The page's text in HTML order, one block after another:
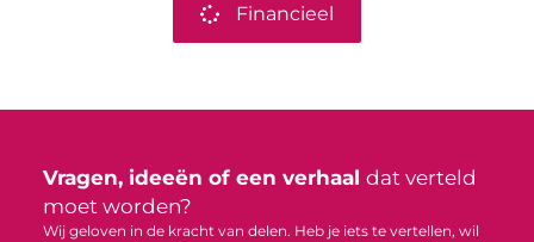
Financieel
Vragen, ideeën of een verhaal dat verteld
moet worden?
Wij geloven in de kracht van delen. Heb je iets te vertellen, wil